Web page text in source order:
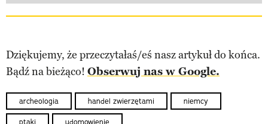
Dziękujemy, że przeczytałaś/eś nasz artykuł do końca.
Bądź na bieżąco! Obserwuj nas w Google.
archeologia handel zwierzętami niemcy
ptaki udomowienie